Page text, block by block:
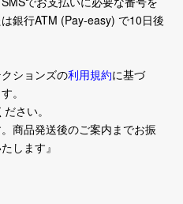
銀行ATM (Pay-easy) で10日後
ションズの利用規約に基づ
。
さい。
商品発送後のご案内までお振
します』